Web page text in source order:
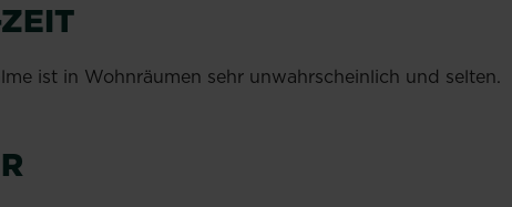
ist in Wohnräumen sehr unwahrscheinlich und selten.